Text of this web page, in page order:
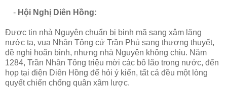
- Hội Nghị Diên Hồng:
Được tin nhà Nguyên chuẩn bị binh mã sang xâm lăng
nước ta, vua Nhân Tông cử Trần Phủ sang thương thuyết,
đề nghị hoãn binh, nhưng nhà Nguyên không chịu. Năm
1284, Trần Nhân Tông triệu mời các bô lão trong nước, đến
họp tại điện Diên Hồng để hỏi ý kiến, tất cả đều một lòng
quyết chiến chống quân xâm lược.